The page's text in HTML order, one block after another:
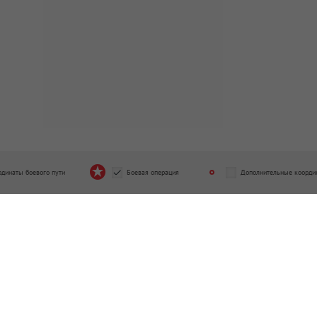
боевого пути Боевая операция Дополнительные